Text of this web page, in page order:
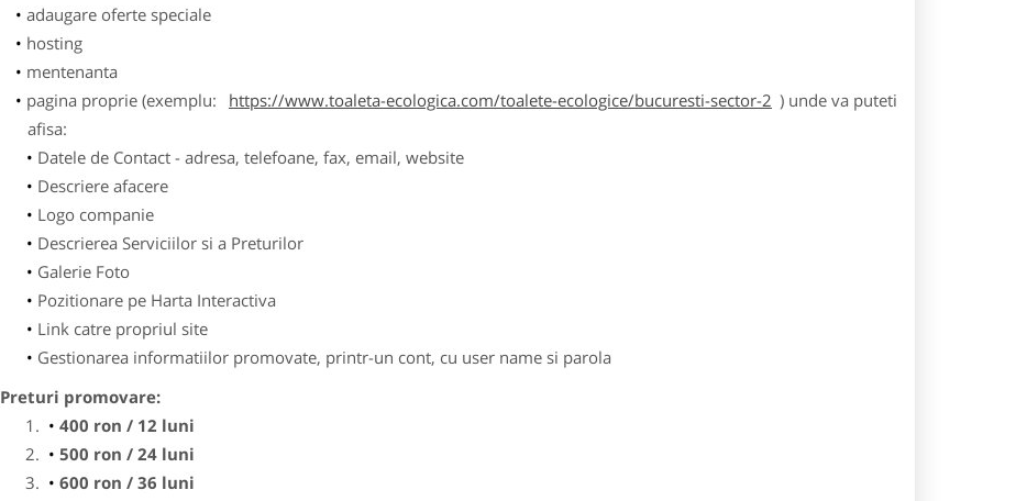
adaugare oferte speciale
hosting
mentenanta
pagina proprie (exemplu:
https://www.toaleta-ecologica.com/toalete-ecologice/bucuresti-sector-2 ) unde va puteti
afisa:
Datele de Contact - adresa, telefoane, fax, email, website
Descriere afacere
Logo companie
Descrierea Serviciilor si a Preturilor
Galerie Foto
Pozitionare pe Harta Interactiva
Link catre propriul site
Gestionarea informatiilor promovate, printr-un cont, cu user name si parola
Preturi promovare:
400 ron / 12 luni
500 ron / 24 luni
600 ron / 36 luni